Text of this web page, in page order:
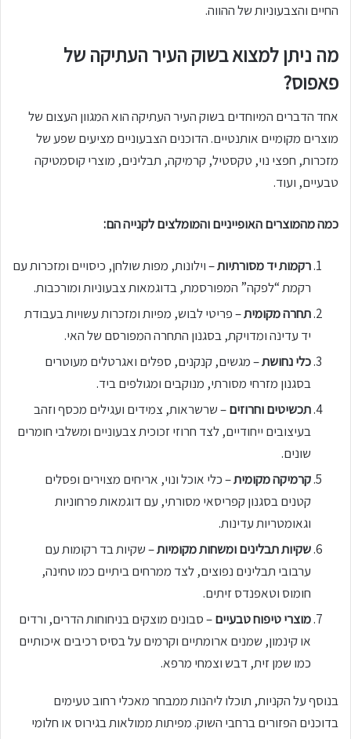
החיים והצבעוניות של ההווה.
מה ניתן למצוא בשוק העיר העתיקה של
פאפוס?
אחד הדברים המיוחדים בשוק העיר העתיקה הוא המגוון העצום של
מוצרים מקומיים אותנטיים. הדוכנים הצבעוניים מציעים שפע של
מזכרות, חפצי נוי, טקסטיל, קרמיקה, תבלינים, מוצרי קוסמטיקה
טבעיים, ועוד.
כמה מהמוצרים האופייניים והמומלצים לקנייה הם:
רקמות יד מסורתיות– וילונות, מפות שולחן, כיסויים ומזכרות עם
רקמת “לפקה” המפורסמת, בדוגמאות צבעוניות ומורכבות.
תחרה מקומית– פריטי לבוש, מפיות ומזכרות עשויות בעבודת
יד עדינה ומדויקת, בסגנון התחרה המפורסם של האי.
כלי נחושת– מגשים, קנקנים, ספלים ואגרטלים מעוטרים
בסגנון מזרחי מסורתי, מנוקבים ומגולפים ביד.
תכשיטים וחרוזים– שרשראות, צמידים ועגילים מכסף וזהב
בעיצובים ייחודיים, לצד חרוזי זכוכית צבעוניים ומשלבי חומרים
שונים.
קרמיקה מקומית– כלי אוכל ונוי, אריחים מצוירים ופסלים
קטנים בסגנון קפריסאי מסורתי, עם דוגמאות פרחוניות
וגאומטריות עדינות.
שקיות תבלינים ומשחות מקומיות– שקיות בד רקומות עם
ערבובי תבלינים נפוצים, לצד ממרחים ביתיים כמו טחינה,
חומוס וטאפנדס זיתים.
מוצרי טיפוח טבעיים– סבונים מוצקים בניחוחות הדרים, ורדים
או קינמון, שמנים ארומתיים וקרמים על בסיס רכיבים איכותיים
כמו שמן זית, דבש וצמחי מרפא.
בנוסף על הקניות, תוכלו ליהנות ממבחר מאכלי רחוב טעימים
בדוכנים הפזורים ברחבי השוק. מפיתות ממולאות בגירוס או חלומי